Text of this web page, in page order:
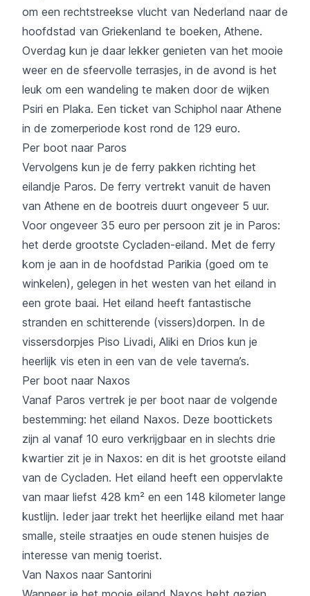
om een rechtstreekse vlucht van Nederland naar de
hoofdstad van Griekenland te boeken, Athene.
Overdag kun je daar lekker genieten van het mooie
weer en de sfeervolle terrasjes, in de avond is het
leuk om een wandeling te maken door de wijken
Psiri en Plaka. Een ticket van Schiphol naar Athene
in de zomerperiode kost rond de 129 euro.
Per boot naar Paros
Vervolgens kun je de ferry pakken richting het
eilandje Paros. De ferry vertrekt vanuit de haven
van Athene en de bootreis duurt ongeveer 5 uur.
Voor ongeveer 35 euro per persoon zit je in Paros:
het derde grootste Cycladen-eiland. Met de ferry
kom je aan in de hoofdstad Parikia (goed om te
winkelen), gelegen in het westen van het eiland in
een grote baai. Het eiland heeft fantastische
stranden en schitterende (vissers)dorpen. In de
vissersdorpjes Piso Livadi, Aliki en Drios kun je
heerlijk vis eten in een van de vele taverna’s.
Per boot naar Naxos
Vanaf Paros vertrek je per boot naar de volgende
bestemming: het eiland Naxos. Deze boottickets
zijn al vanaf 10 euro verkrijgbaar en in slechts drie
kwartier zit je in Naxos: en dit is het grootste eiland
van de Cycladen. Het eiland heeft een oppervlakte
van maar liefst 428 km² en een 148 kilometer lange
kustlijn. Ieder jaar trekt het heerlijke eiland met haar
smalle, steile straatjes en oude stenen huisjes de
interesse van menig toerist.
Van Naxos naar Santorini